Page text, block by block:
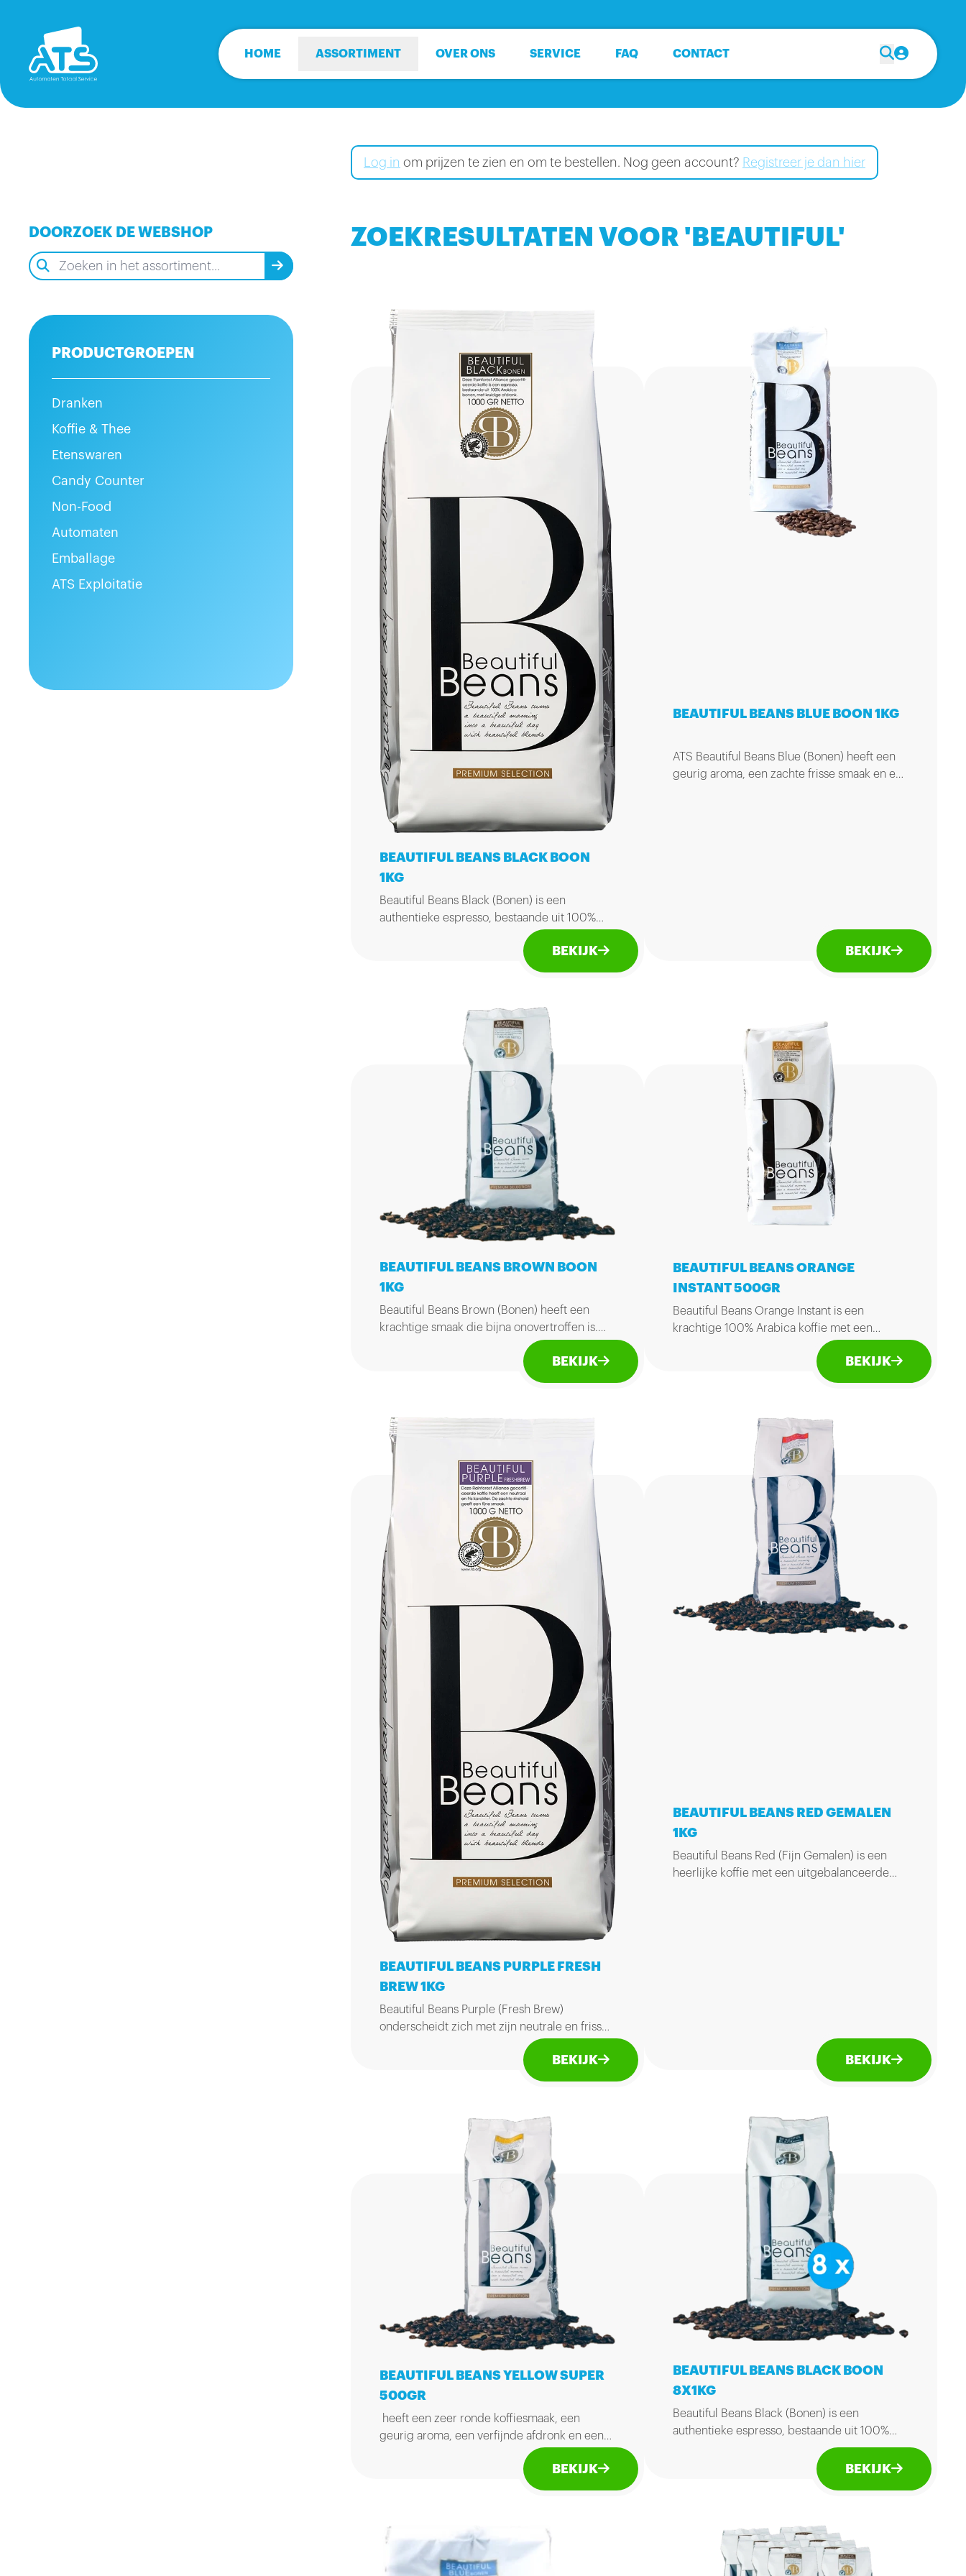
HOME ASSORTIMENT OVER ONS SERVICE FAQ CONTACT
DOORZOEK DE WEBSHOP
PRODUCTGROEPEN
Dranken
Koffie & Thee
Etenswaren
Candy Counter
Non-Food
Automaten
Emballage
ATS Exploitatie
Log in om prijzen te zien en om te bestellen. Nog geen account? Registreer je dan hier
ZOEKRESULTATEN VOOR 'BEAUTIFUL'
BEAUTIFUL BEANS BLACK BOON
1KG
Beautiful Beans Black (Bonen) is een
authentieke espresso, bestaande uit 100%
Arabica bonen, met een top Brasil boon voor
een kruidige afdronk. Zak 1kg.
BEKIJK
BEAUTIFUL BEANS BLUE BOON 1KG
ATS Beautiful Beans Blue (Bonen) heeft een
geurig aroma, een zachte frisse smaak en een
BEKIJK
BEAUTIFUL BEANS BROWN BOON
1KG
Beautiful Beans Brown (Bonen) heeft een
krachtige smaak die bijna onovertroffen is.
Met haar subtiele aroma is deze koffie
BEKIJK
BEAUTIFUL BEANS ORANGE
INSTANT 500GR
Beautiful Beans Orange Instant is een
krachtige 100% Arabica koffie met een
geurig aroma, volle ronde smaak en een
frisse afdronk. Zak van 500gr.
BEKIJK
BEAUTIFUL BEANS PURPLE FRESH
BREW 1KG
Beautiful Beans Purple (Fresh Brew)
onderscheidt zich met zijn neutrale en frisse
karakter. De zachte rinsheid geeft de koffie
een fijne smaak. Zak van 1kg.
BEKIJK
BEAUTIFUL BEANS RED GEMALEN
1KG
Beautiful Beans Red (Fijn Gemalen) is een
heerlijke koffie met een uitgebalanceerde
BEKIJK
BEAUTIFUL BEANS YELLOW SUPER
500GR
heeft een zeer ronde koffiesmaak, een
geurig aroma, een verfijnde afdronk en een
heerlijke koffiebeleving! Zak van 500gr.
BEKIJK
BEAUTIFUL BEANS BLACK BOON
8X1KG
Beautiful Beans Black (Bonen) is een
authentieke espresso, bestaande uit 100%
Arabica bonen, met een top Brasil boon voor
een kruidige afdronk. Doos à 8 zakken van
BEKIJK